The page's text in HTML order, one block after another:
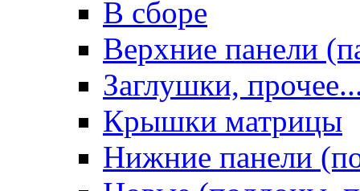
В сборе
Верхние панели
Заглушки,
Крышки матрицы
Нижние панели